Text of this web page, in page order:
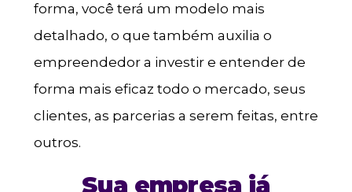
forma, você terá um modelo mais
detalhado, o que também auxilia o
empreendedor a investir e entender de
forma mais eficaz todo o mercado, seus
clientes, as parcerias a serem feitas, entre
outros.
Sua empresa já